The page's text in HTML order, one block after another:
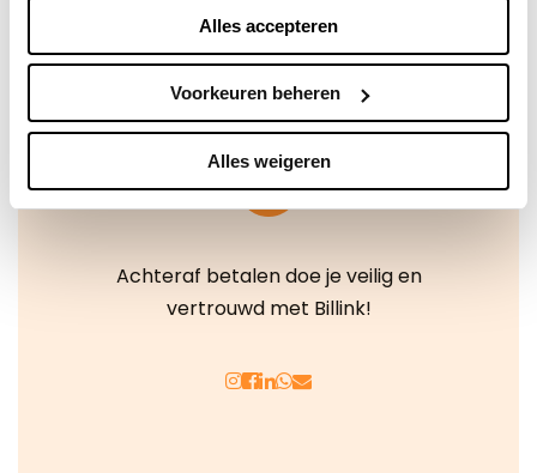
Je kunt alle cookies accepteren, weigeren, of zelf kiezen
via "Voorkeuren beheren". Je keuze kun je op elk
moment wijzigen of intrekken via de zwevende knop
encookiebeleid.
Alles accepteren
Voorkeuren beheren
Alles weigeren
Achteraf betalen doe je veilig en
vertrouwd met Billink!